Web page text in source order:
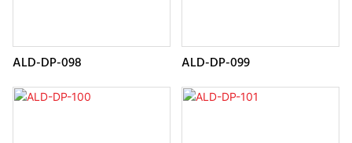
ALD-DP-098 ALD-DP-099